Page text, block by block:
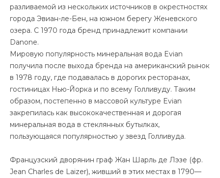
разливаемой из нескольких источников в окрестностях
города Эвиан-ле-Бен, на южном берегу Женевского
озера. С 1970 года бренд принадлежит компании
Danone.
Мировую популярность минеральная вода Evian
получила после выхода бренда на американский рынок
в 1978 году, где подавалась в дорогих ресторанах,
гостиницах Нью-Йорка и по всему Голливуду. Таким
образом, постепенно в массовой культуре Evian
закрепилась как высококачественная и дорогая
минеральная вода в стеклянных бутылках,
пользующаяся популярностью у звезд Голливуда.
Французский дворянин граф Жан Шарль де Лэзе (фр.
Jean Charles de Laizer), живший в этих местах в 1790—